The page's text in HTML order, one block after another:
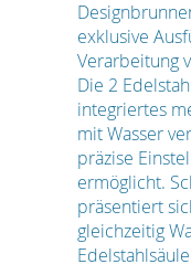
exklusive
Verarbeitung
Die 2
integriertes
mit Wasser
präzise
ermöglicht.
präsentiert
gleichzeitig